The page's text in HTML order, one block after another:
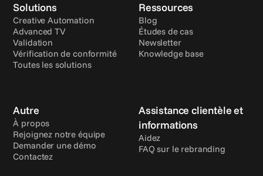
Solutions
Creative Automation
Advanced TV
Validation
Vérification de conformité
Toutes les solutions
Ressources
Blog
Études de cas
Newsletter
Knowledge base
Autre
À propos
Rejoignez notre équipe
Demander une démo
Contactez
Assistance clientèle et
informations
Aidez
FAQ sur le rebranding